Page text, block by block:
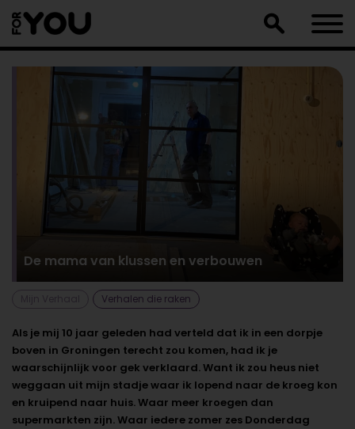
naar
artikel
De mama van klussen en verbouwen
Verhalen die raken
Als je mij 10 jaar geleden had verteld dat ik in een dorpje
boven in Groningen terecht zou komen, had ik je
waarschijnlijk voor gek verklaard. Want ik zou heus niet
weggaan uit mijn stadje waar ik lopend naar de kroeg kon
en kruipend naar huis. Waar meer kroegen dan
supermarkten zijn. Waar iedere zomer zes Donderdag